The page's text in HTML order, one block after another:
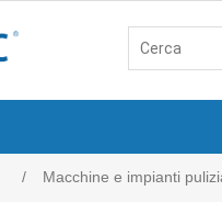
/ Macchine e impianti